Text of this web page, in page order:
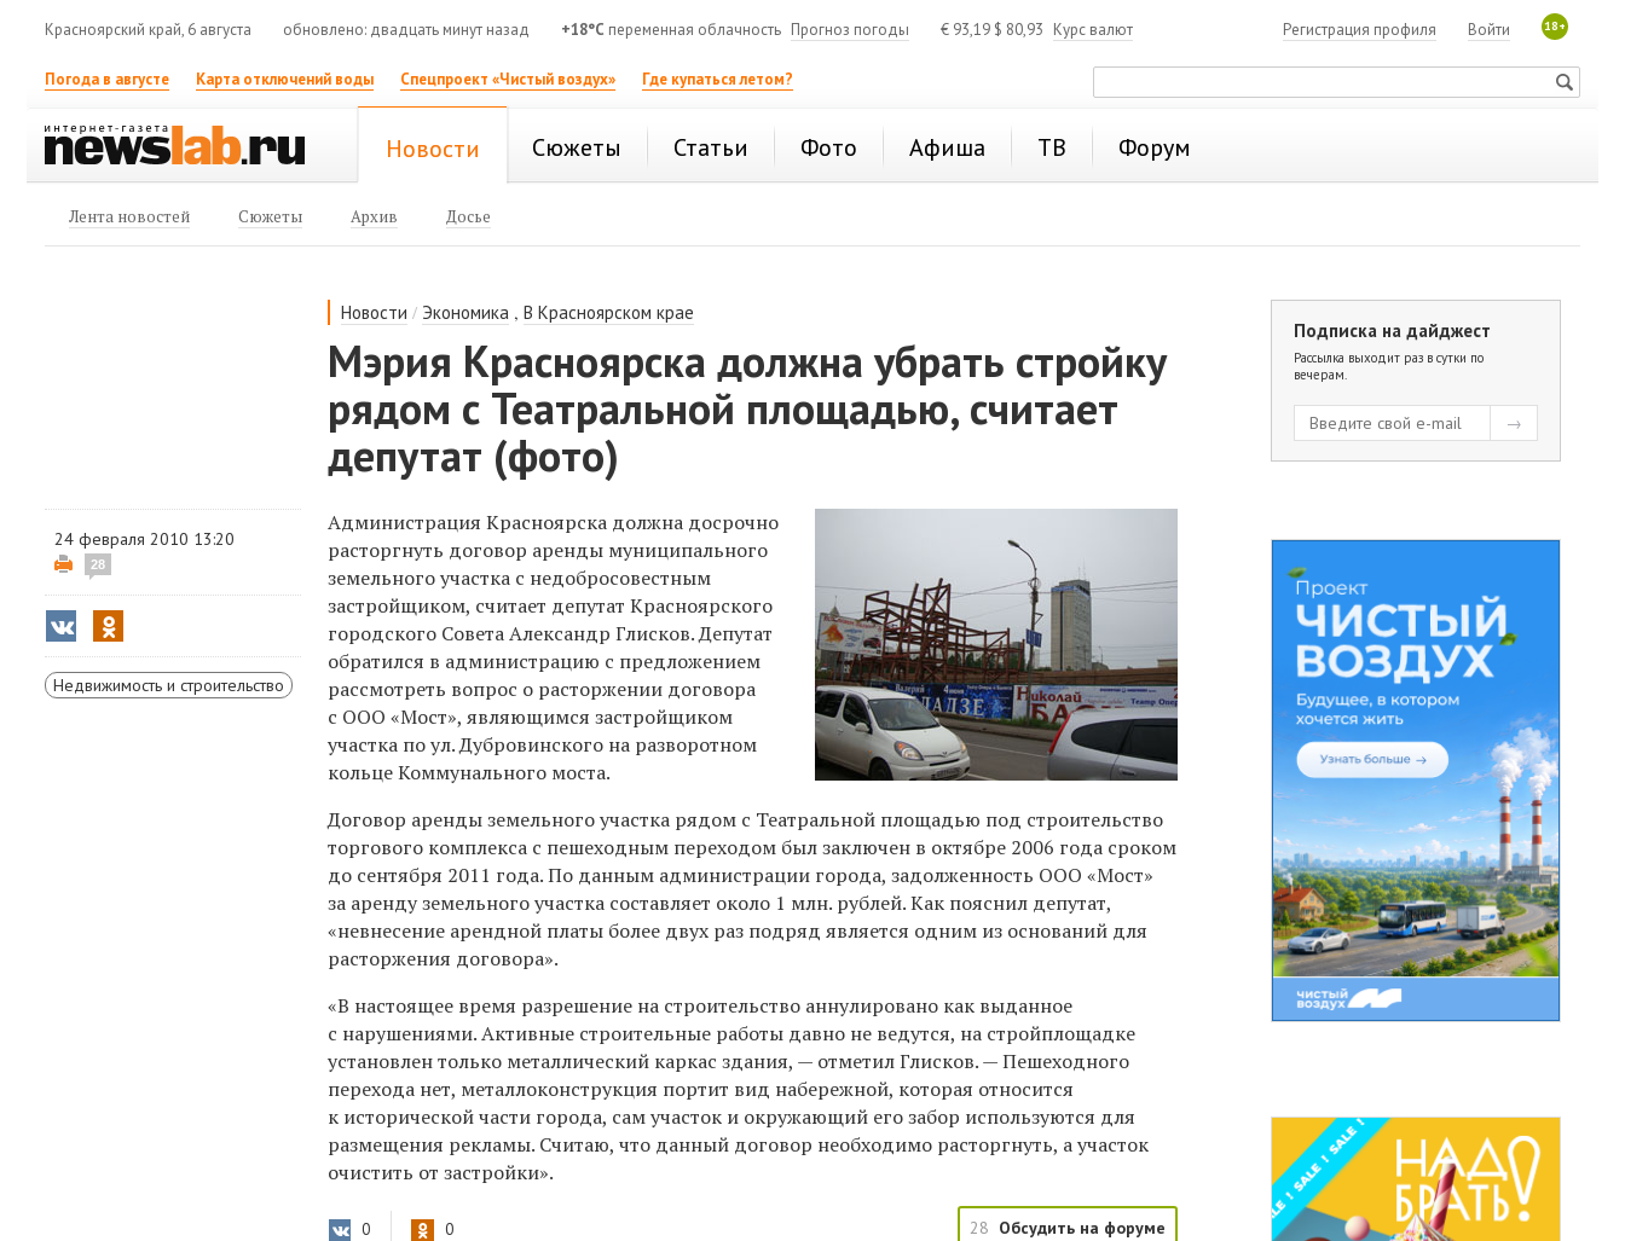
Красноярский край, 6 августа обновлено: двадцать минут назад +18°C переменная облачность Прогноз погоды € 93,19 $ 80,93 Курс валют 18+
Войти
Регистрация профиля
Погода в августе Карта отключений воды Спецпроект «Чистый воздух» Где купаться летом?
Новости Сюжеты Статьи Фото Афиша ТВ Форум
Лента новостей Сюжеты Архив Досье
Новости / Экономика ,В Красноярском крае
Мэрия Красноярска должна убрать стройку
рядом с Театральной площадью, считает
депутат (фото)
24 февраля 2010 13:20
28
Недвижимость и строительство
Администрация Красноярска должна досрочно
расторгнуть договор аренды муниципального
земельного участка с недобросовестным
застройщиком, считает депутат Красноярского
городского Совета Александр Глисков. Депутат
обратился в администрацию с предложением
рассмотреть вопрос о расторжении договора
с ООО «Мост», являющимся застройщиком
участка по ул. Дубровинского на разворотном
кольце Коммунального моста.
Договор аренды земельного участка рядом с Театральной площадью под строительство
торгового комплекса с пешеходным переходом был заключен в октябре 2006 года сроком
до сентября 2011 года. По данным администрации города, задолженность ООО «Мост»
за аренду земельного участка составляет около 1 млн. рублей. Как пояснил депутат,
«невнесение арендной платы более двух раз подряд является одним из оснований для
расторжения договора».
«В настоящее время разрешение на строительство аннулировано как выданное
с нарушениями. Активные строительные работы давно не ведутся, на стройплощадке
установлен только металлический каркас здания, — отметил Глисков. — Пешеходного
перехода нет, металлоконструкция портит вид набережной, которая относится
к исторической части города, сам участок и окружающий его забор используются для
размещения рекламы. Считаю, что данный договор необходимо расторгнуть, а участок
очистить от застройки».
0 0 28 Обсудить на форуме
Подписка на дайджест
Рассылка выходит раз в сутки по
вечерам.